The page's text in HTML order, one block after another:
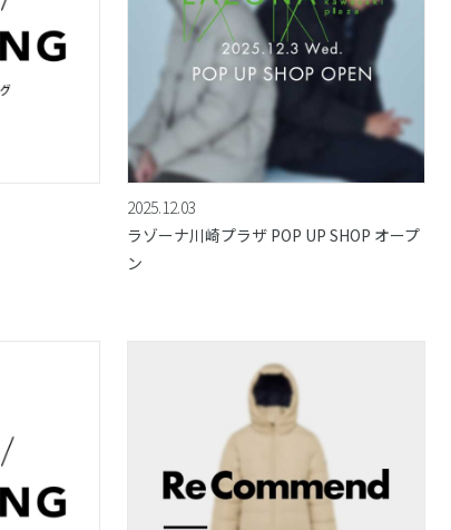
2025.12.03
ラゾーナ川崎プラザ POP UP SHOP オープ
ン